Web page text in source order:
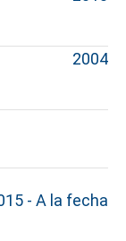
2004
- A la fecha